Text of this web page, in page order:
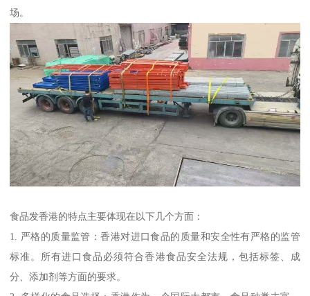
场。
食品发香港的特点主要体现在以下几个方面：
1. 严格的质量监管：香港对进口食品的质量和安全性有严格的监管
标准。所有进口食品必须符合香港食品安全法规，包括标签、成
分、添加剂等方面的要求。